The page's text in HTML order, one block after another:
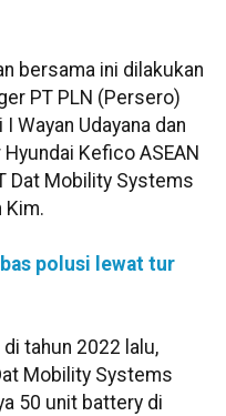
bersama ini dilakukan
PT PLN (Persero)
Wayan Udayana dan
Kefico ASEAN
Dat Mobility Systems
Kim.
polusi lewat tur
tahun 2022 lalu,
Mobility Systems
50 unit battery di